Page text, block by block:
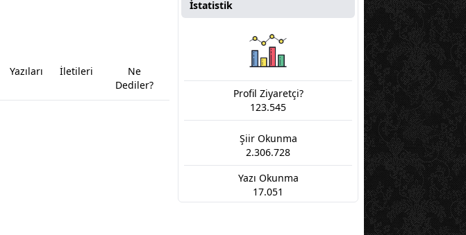
Yazıları İletileri
Ne
Dediler?
İstatistik
Profil Ziyaretçi?
123.545
Şiir Okunma
2.306.728
Yazı Okunma
17.051